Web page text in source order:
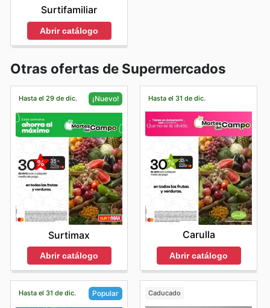
Surtifamiliar
Abrir catálogo
Otras ofertas de Supermercados
Hasta el 29 de dic. ¡Nuevo!
Surtimax
Abrir catálogo
Hasta el 31 de dic.
Carulla
Abrir catálogo
Hasta el 31 de dic. Popular Caducado